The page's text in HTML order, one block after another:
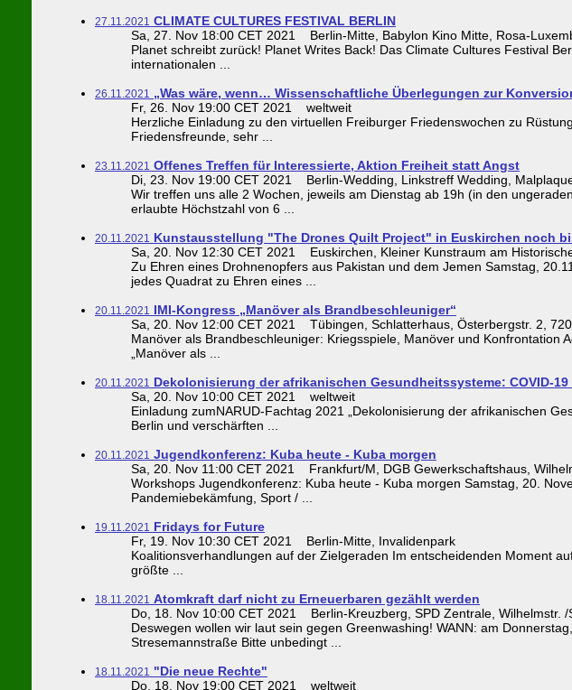
27.11.2021 CLIMATE CULTURES FESTIVAL BERLIN
Sa, 27. Nov 18:00 CET 2021 Berlin-Mitte, Babylon Kino Mitte, Rosa-
Planet schreibt zurück! Planet Writes Back! Das Climate Cultures Festival
internationalen ...
26.11.2021
„Was wäre, wenn… Wissenschaftliche Überlegungen zur
Fr, 26. Nov 19:00 CET 2021 weltweit
Herzliche Einladung zu den virtuellen Freiburger Friedenswochen zu
Friedensfreunde, sehr ...
23.11.2021 Offenes Treffen für Interessierte, Aktion Freiheit statt Angst
Di, 23. Nov 19:00 CET 2021 Berlin-Wedding, Linkstreff Wedding,
Wir treffen uns alle 2 Wochen, jeweils am Dienstag ab 19h (in den
erlaubte Höchstzahl von 6 ...
20.11.2021
Kunstausstellung "The Drones Quilt Project" in Euskirchen noch
Sa, 20. Nov 12:30 CET 2021 Euskirchen, Kleiner Kunstraum am
Zu Ehren eines Drohnenopfers aus Pakistan und dem Jemen Samstag,
jedes Quadrat zu Ehren eines ...
20.11.2021
IMI-Kongress „Manöver als Brandbeschleuniger“
Sa, 20. Nov 12:00 CET 2021 Tübingen, Schlatterhaus, Österbergstr. 2,
Manöver als Brandbeschleuniger: Kriegsspiele, Manöver und
„Manöver als ...
20.11.2021
Dekolonisierung der afrikanischen Gesundheitssysteme: COVID-19
Sa, 20. Nov 10:00 CET 2021 weltweit
Einladung zumNARUD-Fachtag 2021 „Dekolonisierung der afrikanischen
Berlin und verschärften ...
20.11.2021 Jugendkonferenz: Kuba heute - Kuba morgen
Sa, 20. Nov 11:00 CET 2021 Frankfurt/M, DGB Gewerkschaftshaus,
Workshops Jugendkonferenz: Kuba heute - Kuba morgen Samstag, 20.
Pandemiebekämfung, Sport / ...
19.11.2021
Fridays for Future
Fr, 19. Nov 10:30 CET 2021 Berlin-Mitte, Invalidenpark
Koalitionsverhandlungen auf der Zielgeraden Im entscheidenden Moment
größte ...
18.11.2021 Atomkraft darf nicht zu Erneuerbaren gezählt werden
Do, 18. Nov 10:00 CET 2021 Berlin-Kreuzberg, SPD Zentrale, Wilhelmstr. /
Deswegen wollen wir laut sein gegen Greenwashing! WANN: am
Stresemannstraße Bitte unbedingt ...
18.11.2021
"Die neue Rechte"
Do, 18. Nov 19:00 CET 2021 weltweit